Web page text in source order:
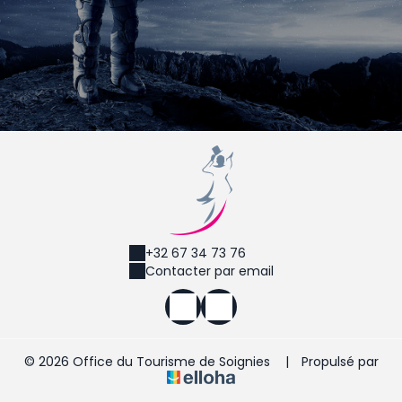
+32 67 34 73 76
Contacter par email
© 2026 Office du Tourisme de Soignies | Propulsé par